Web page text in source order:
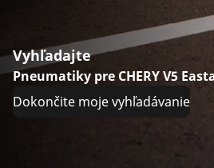
Vyhľadajte
Pneumatiky pre CHERY V5
Dokončite moje vyhľadávanie